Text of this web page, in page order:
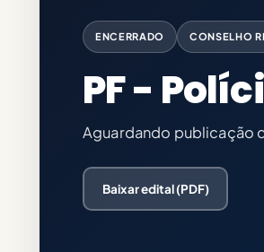
ENCERRADO CONSELHO
PF -
Aguardando publicação
Baixar edital (PDF)